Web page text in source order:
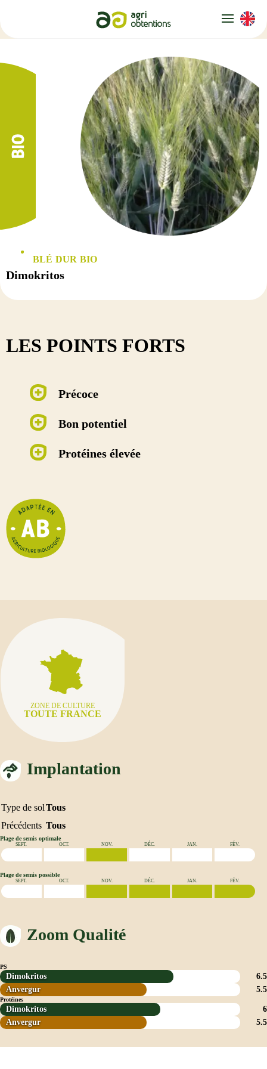
BLÉ DUR BIO
Dimokritos
LES POINTS FORTS
Précoce
Bon potentiel
Protéines élevée
ZONE DE CULTURE
TOUTE FRANCE
Implantation
Type de solTous
Précédents Tous
Plage de semis optimale
SEPT. OCT. NOV. DÉC. JAN. FÉV.
Plage de semis possible
SEPT. OCT. NOV. DÉC. JAN. FÉV.
Zoom Qualité
PS
Dimokritos
6.5
Anvergur
5.5
Protéines
Dimokritos
6
Anvergur
5.5